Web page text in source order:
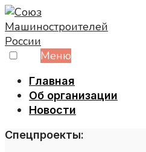
Skip
to
content
Меню
Главная
Об организации
Новости
Спецпроекты: